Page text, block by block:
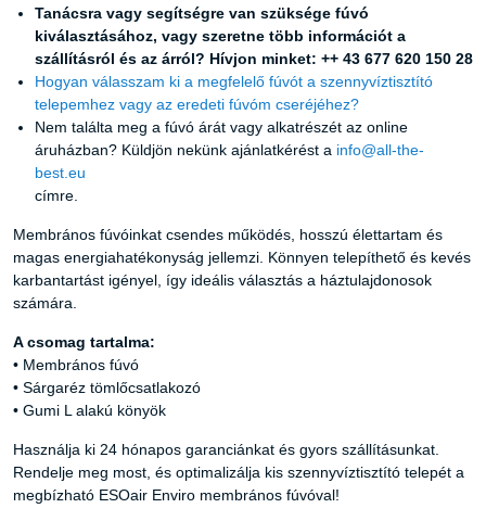
Tanácsra vagy segítségre van szüksége fúvó
kiválasztásához, vagy szeretne több információt a
szállításról és az árról? Hívjon minket: ++ 43 677 620 150 28
Hogyan válasszam ki a megfelelő fúvót a szennyvíztisztító
telepemhez vagy az eredeti fúvóm cseréjéhez?
Nem találta meg a fúvó árát vagy alkatrészét az online
áruházban? Küldjön nekünk ajánlatkérést a info@all-the-
best.eu
címre.
Membrános fúvóinkat csendes működés, hosszú élettartam és
magas energiahatékonyság jellemzi. Könnyen telepíthető és kevés
karbantartást igényel, így ideális választás a háztulajdonosok
számára.
A csomag tartalma:
• Membrános fúvó
• Sárgaréz tömlőcsatlakozó
• Gumi L alakú könyök
Használja ki 24 hónapos garanciánkat és gyors szállításunkat.
Rendelje meg most, és optimalizálja kis szennyvíztisztító telepét a
megbízható ESOair Enviro membrános fúvóval!